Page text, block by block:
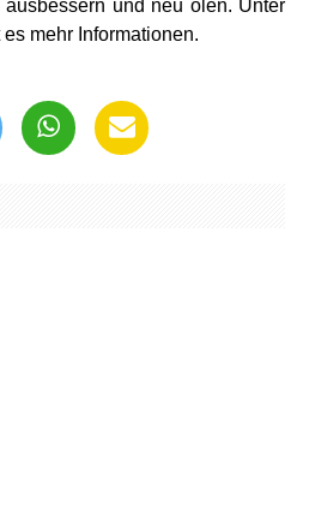
und neu ölen. Unter
es mehr Informationen.